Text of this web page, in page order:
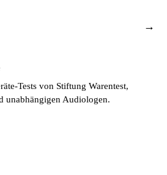
→
Tests von Stiftung Warentest,
unabhängigen Audiologen.